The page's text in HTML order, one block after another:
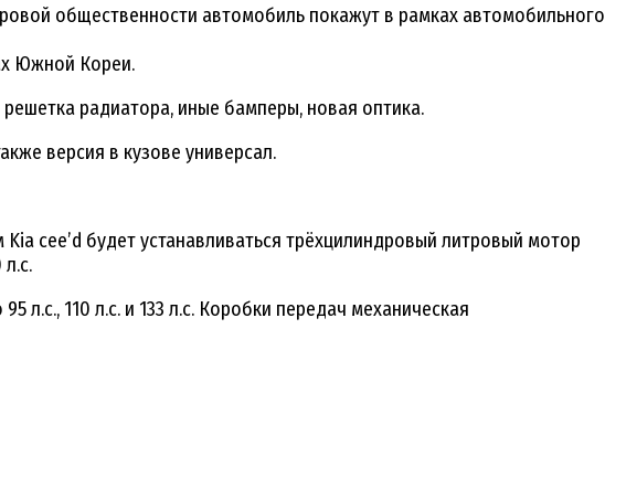
общественности автомобиль покажут в рамках автомобильного
Южной Кореи.
радиатора, иные бамперы, новая оптика.
версия в кузове универсал.
cee’d будет устанавливаться трёхцилиндровый литровый мотор
110 л.с. и 133 л.с. Коробки передач механическая